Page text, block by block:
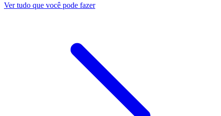
Ver tudo que você pode fazer